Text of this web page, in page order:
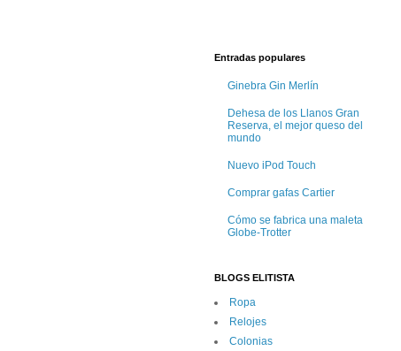
Entradas populares
Ginebra Gin Merlín
Dehesa de los Llanos Gran
Reserva, el mejor queso del
mundo
Nuevo iPod Touch
Comprar gafas Cartier
Cómo se fabrica una maleta
Globe-Trotter
BLOGS ELITISTA
Ropa
Relojes
Colonias